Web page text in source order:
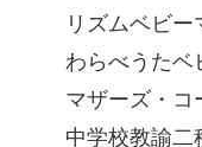
リズムベビー
わらべうたベ
マザーズ・コ
中学校教諭二